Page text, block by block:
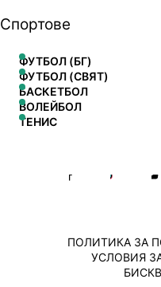
Спортове
ФУТБОЛ (БГ)
ФУТБОЛ (СВЯТ)
БАСКЕТБОЛ
ВОЛЕЙБОЛ
ТЕНИС
ПОЛИТИКА ЗА
УСЛОВИЯ